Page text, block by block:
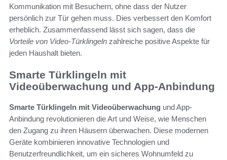
Kommunikation mit Besuchern, ohne dass der Nutzer
persönlich zur Tür gehen muss. Dies verbessert den Komfort
erheblich. Zusammenfassend lässt sich sagen, dass die
Vorteile von Video-Türklingeln zahlreiche positive Aspekte für
jeden Haushalt bieten.
Smarte Türklingeln mit
Videoüberwachung und App-Anbindung
Smarte Türklingeln mit Videoüberwachung und App-
Anbindung revolutionieren die Art und Weise, wie Menschen
den Zugang zu ihren Häusern überwachen. Diese modernen
Geräte kombinieren innovative Technologien und
Benutzerfreundlichkeit, um ein sicheres Wohnumfeld zu